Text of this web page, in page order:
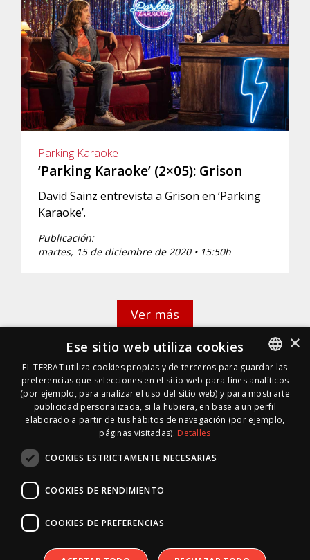
Parking Karaoke
‘Parking Karaoke’ (2×05): Grison
David Sainz entrevista a Grison en ‘Parking
Karaoke’.
Publicación:
martes, 15 de diciembre de 2020 • 15:50h
Ver más
© 1996 · 2026 * EL TERRAT GESTIONES XXI, S.L.U.
SPANISH
SPANISH
×
Ese sitio web utiliza cookies
EL TERRAT utiliza cookies propias y de terceros para guardar las
preferencias que selecciones en el sitio web para fines analíticos
(por ejemplo, para analizar el uso del sitio web) y para mostrarte
publicidad personalizada, si la hubiera, en base a un perfil
elaborado a partir de tus hábitos de navegación (por ejemplo,
páginas visitadas). Detalles
COOKIES ESTRICTAMENTE NECESARIAS
COOKIES DE RENDIMIENTO
COOKIES DE PREFERENCIAS